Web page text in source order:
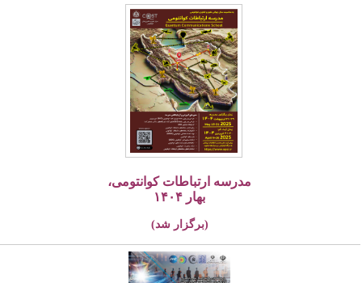
مدرسه ارتباطات کوانتومی،
بهار ۱۴۰۴
(برگزار شد)